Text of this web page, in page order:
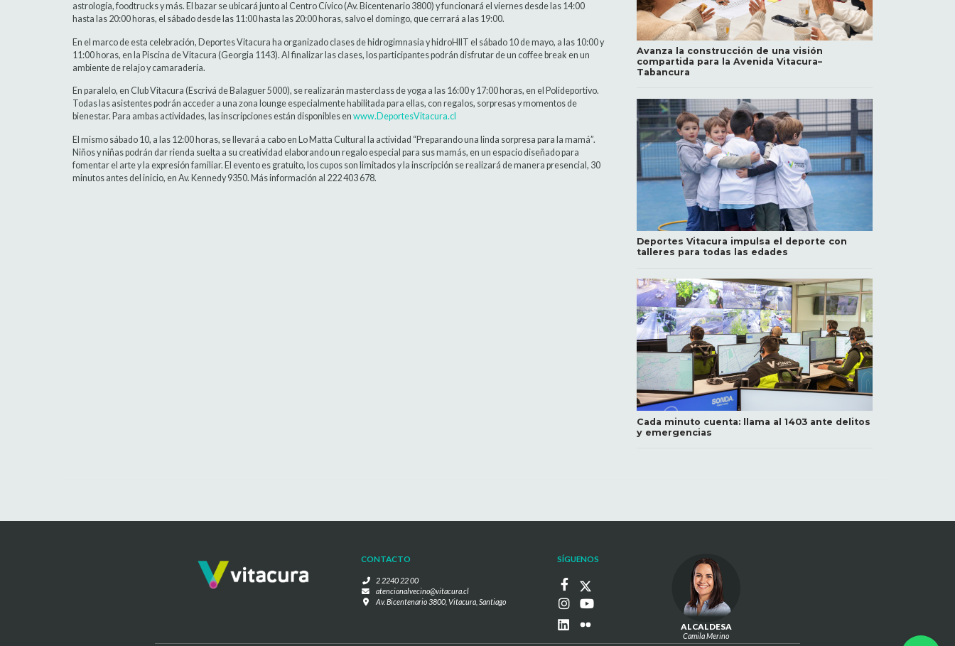
astrología, foodtrucks y más. El bazar se ubicará junto al Centro Cívico (Av. Bicentenario 3800) y funcionará el viernes desde las 14:00
hasta las 20:00 horas, el sábado desde las 11:00 hasta las 20:00 horas, salvo el domingo, que cerrará a las 19:00.
En el marco de esta celebración, Deportes Vitacura ha organizado clases de hidrogimnasia y hidroHIIT el sábado 10 de mayo, a las 10:00 y
11:00 horas, en la Piscina de Vitacura (Georgia 1143). Al finalizar las clases, los participantes podrán disfrutar de un coffee break en un
ambiente de relajo y camaradería.
En paralelo, en Club Vitacura (Escrivá de Balaguer 5000), se realizarán masterclass de yoga a las 16:00 y 17:00 horas, en el Polideportivo.
Todas las asistentes podrán acceder a una zona lounge especialmente habilitada para ellas, con regalos, sorpresas y momentos de
bienestar. Para ambas actividades, las inscripciones están disponibles en www.DeportesVitacura.cl
El mismo sábado 10, a las 12:00 horas, se llevará a cabo en Lo Matta Cultural la actividad “Preparando una linda sorpresa para la mamá”.
Niños y niñas podrán dar rienda suelta a su creatividad elaborando un regalo especial para sus mamás, en un espacio diseñado para
fomentar el arte y la expresión familiar. El evento es gratuito, los cupos son limitados y la inscripción se realizará de manera presencial, 30
minutos antes del inicio, en Av. Kennedy 9350. Más información al 222 403 678.
Avanza la construcción de una visión
compartida para la Avenida Vitacura–
Tabancura
Deportes Vitacura impulsa el deporte con
talleres para todas las edades
Cada minuto cuenta: llama al 1403 ante delitos
y emergencias
CONTACTO
2 2240 22 00
atencionalvecino@vitacura.cl
Av. Bicentenario 3800, Vitacura, Santiago
SÍGUENOS
ALCALDESA
Camila Merino